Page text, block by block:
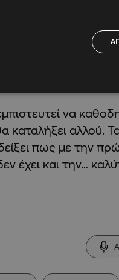
Πρώτα, την
θα κάνει χώρο
ιταλικού
να
καταλήξει αλλού.
πως με την
έχει και την…